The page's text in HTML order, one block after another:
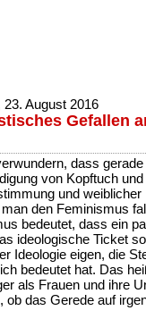
23. August 2016
Gefallen
dass
von Kopftuch
und
den Feminismus
bedeutet, dass ein
ideologische Ticket
Ideologie eigen, die
bedeutet hat. Das
als Frauen und ihre
ob das Gerede auf